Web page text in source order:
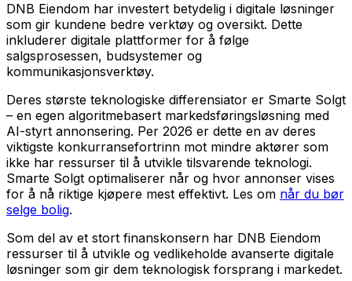
DNB Eiendom har investert betydelig i digitale løsninger
som gir kundene bedre verktøy og oversikt. Dette
inkluderer digitale plattformer for å følge
salgsprosessen, budsystemer og
kommunikasjonsverktøy.
Deres største teknologiske differensiator er Smarte Solgt
– en egen algoritmebasert markedsføringsløsning med
AI-styrt annonsering. Per 2026 er dette en av deres
viktigste konkurransefortrinn mot mindre aktører som
ikke har ressurser til å utvikle tilsvarende teknologi.
Smarte Solgt optimaliserer når og hvor annonser vises
for å nå riktige kjøpere mest effektivt. Les om når du bør
selge bolig.
Som del av et stort finanskonsern har DNB Eiendom
ressurser til å utvikle og vedlikeholde avanserte digitale
løsninger som gir dem teknologisk forsprang i markedet.